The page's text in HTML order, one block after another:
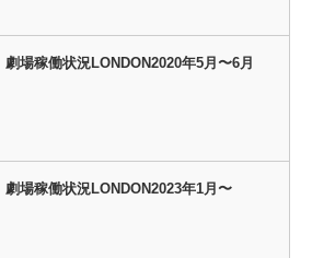
劇場稼働状況LONDON2020年5月〜6月
劇場稼働状況LONDON2023年1月〜